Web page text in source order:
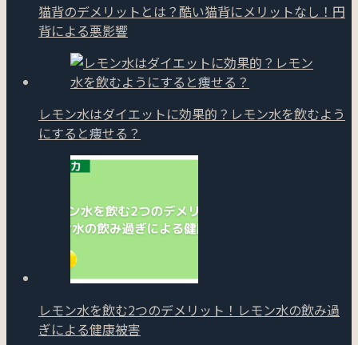
猫背のデメリットとは？酷い猫背にメリットなし！円
背による悪影響
レモン水はダイエットに効果的？レモン水を飲むよう
にすると痩せる？
レモン水を飲む2つのデメリット！レモン水の飲み過
ぎによる健康被害